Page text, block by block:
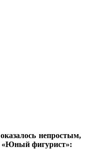
непростым,
«Юный фигурист»: